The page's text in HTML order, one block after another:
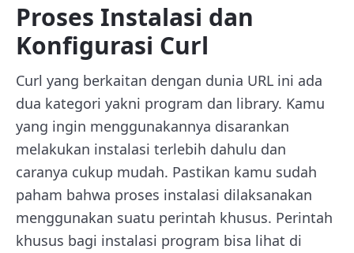
Proses Instalasi dan
Konfigurasi Curl
Curl yang berkaitan dengan dunia URL ini ada
dua kategori yakni program dan library. Kamu
yang ingin menggunakannya disarankan
melakukan instalasi terlebih dahulu dan
caranya cukup mudah. Pastikan kamu sudah
paham bahwa proses instalasi dilaksanakan
menggunakan suatu perintah khusus. Perintah
khusus bagi instalasi program bisa lihat di